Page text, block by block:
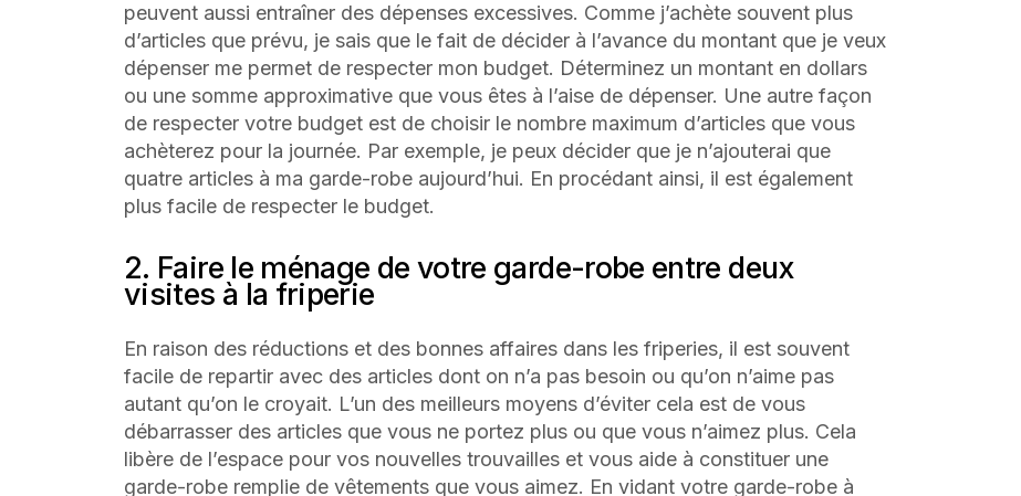
peuvent aussi entraîner des dépenses excessives. Comme j’achète souvent plus
d’articles que prévu, je sais que le fait de décider à l’avance du montant que je veux
dépenser me permet de respecter mon budget. Déterminez un montant en dollars
ou une somme approximative que vous êtes à l’aise de dépenser. Une autre façon
de respecter votre budget est de choisir le nombre maximum d’articles que vous
achèterez pour la journée. Par exemple, je peux décider que je n’ajouterai que
quatre articles à ma garde-robe aujourd’hui. En procédant ainsi, il est également
plus facile de respecter le budget.
2. Faire le ménage de votre garde-robe entre deux
visites à la friperie
En raison des réductions et des bonnes affaires dans les friperies, il est souvent
facile de repartir avec des articles dont on n’a pas besoin ou qu’on n’aime pas
autant qu’on le croyait. L’un des meilleurs moyens d’éviter cela est de vous
débarrasser des articles que vous ne portez plus ou que vous n’aimez plus. Cela
libère de l’espace pour vos nouvelles trouvailles et vous aide à constituer une
garde-robe remplie de vêtements que vous aimez. En vidant votre garde-robe à